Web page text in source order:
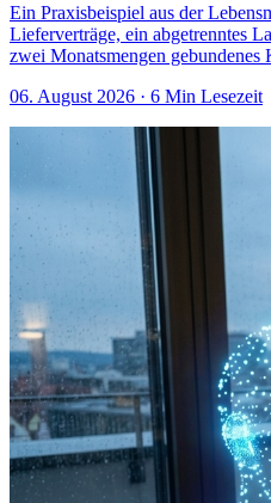
Ein Praxisbeispiel aus der
Lieferverträge, ein abgetrenntes
zwei Monatsmengen gebundenes
06. August 2026 · 6 Min Lesezeit